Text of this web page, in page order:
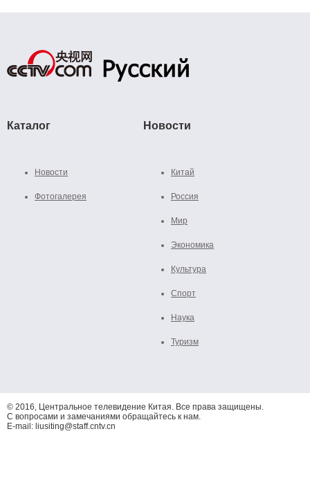
Каталог
Новости
Фотогалерея
Новости
Китай
Россия
Мир
Экономика
Культура
Спорт
Наука
Туризм
© 2016, Центральное телевидение Китая. Все права защищены.
С вопросами и замечаниями обращайтесь к нам.
E-mail: liusiting@staff.cntv.cn